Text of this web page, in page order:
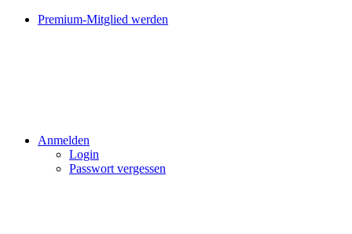
Premium-Mitglied werden
Anmelden
Login
Passwort vergessen